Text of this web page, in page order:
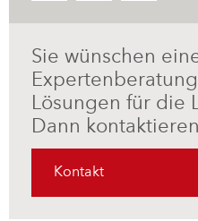
Sie wünschen
Lösungen für die
Dann
Kontakt